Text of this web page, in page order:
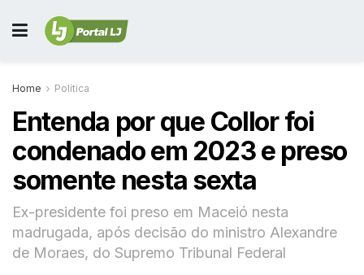
Home Política
Entenda por que Collor foi
condenado em 2023 e preso
somente nesta sexta
Ex-presidente foi preso em Maceió nesta
madrugada, após decisão do ministro Alexandre
de Moraes, do Supremo Tribunal Federal